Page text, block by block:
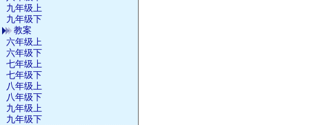
九年级上
九年级下
教案
六年级上
六年级下
七年级上
七年级下
八年级上
八年级下
九年级上
九年级下